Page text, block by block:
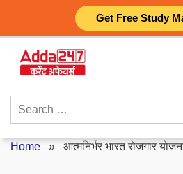
Get Free Study
content
Search
Home » आत्मनिर्भर भारत रोजगार